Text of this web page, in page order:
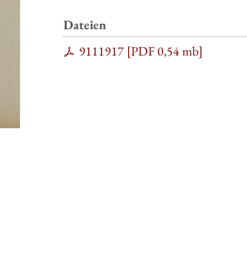
Dateien
9111917 [PDF0,54 mb]